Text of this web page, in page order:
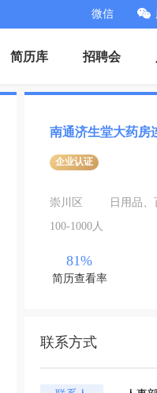
微信
简历库 招聘会
南通济生堂大药房
企业认证
崇川区
日用品
100-1000人
81%
简历查看率
联系方式